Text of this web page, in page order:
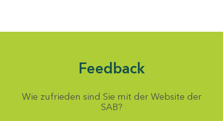
Feedback
Wie zufrieden sind Sie mit der Website der
SAB?